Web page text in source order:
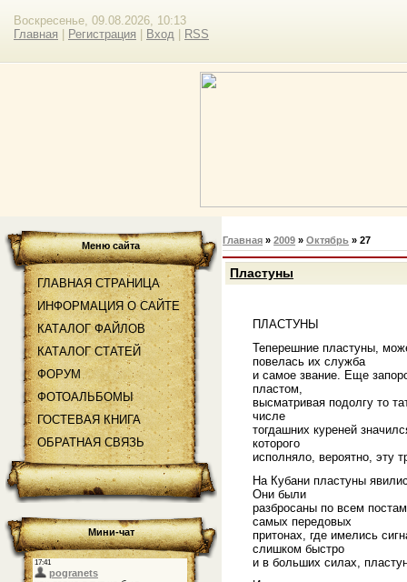
Воскресенье, 09.08.2026, 10:13
Главная
Регистрация Вход RSS
Меню сайта
ГЛАВНАЯ СТРАНИЦА
ИНФОРМАЦИЯ О САЙТЕ
КАТАЛОГ ФАЙЛОВ
КАТАЛОГ СТАТЕЙ
ФОРУМ
ФОТОАЛЬБОМЫ
ГОСТЕВАЯ КНИГА
ОБРАТНАЯ СВЯЗЬ
Мини-чат
Главная »2009 » Октябрь » 27
Пластуны
ПЛАСТУНЫ
Теперешние пластуны,
повелась их служба
и самое звание. Еще
пластом,
высматривая подолгу то
числе
тогдашних куреней
которого
исполняло, вероятно, эту
На Кубани пластуны
Они были
разбросаны по всем
самых передовых
притонах, где имелись
слишком быстро
и в больших силах,